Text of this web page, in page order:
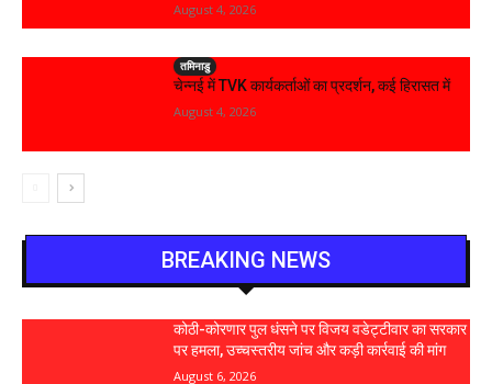
August 4, 2026
तमिनाडु
चेन्नई में TVK कार्यकर्ताओं का प्रदर्शन, कई हिरासत में
August 4, 2026
BREAKING NEWS
कोठी-कोरणार पुल धंसने पर विजय वडेट्टीवार का सरकार
पर हमला, उच्चस्तरीय जांच और कड़ी कार्रवाई की मांग
August 6, 2026